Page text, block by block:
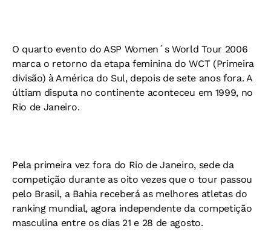
O quarto evento do ASP Women´s World Tour 2006
marca o retorno da etapa feminina do WCT (Primeira
divisão) à América do Sul, depois de sete anos fora. A
últiam disputa no continente aconteceu em 1999, no
Rio de Janeiro.
Pela primeira vez fora do Rio de Janeiro, sede da
competição durante as oito vezes que o tour passou
pelo Brasil, a Bahia receberá as melhores atletas do
ranking mundial, agora independente da competição
masculina entre os dias 21 e 28 de agosto.